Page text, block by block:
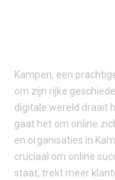
Kampen, een
om zijn rijke
digitale wereld draait
gaat het om online
en organisaties in
cruciaal om online
staat, trekt meer